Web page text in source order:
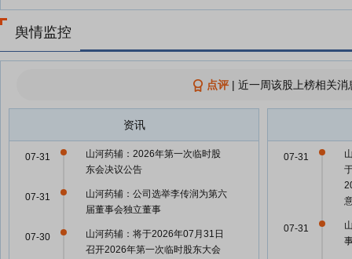
舆情监控
点评| 近一周该股上榜相关
资讯
山河药辅：2026年第一次临时股
东会决议公告
07-31
山河药辅：公司选举李传润为第六
届董事会独立董事
07-31
山河药辅：将于2026年07月31日
召开2026年第一次临时股东大会
07-30
07-31
07-31